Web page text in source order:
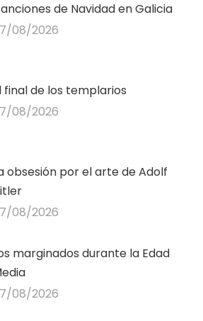
de Navidad en Galicia
08/2026
final de los templarios
08/2026
obsesión por el arte de Adolf
08/2026
marginados durante la Edad
08/2026